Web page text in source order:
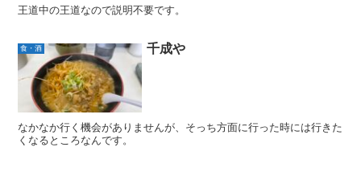
王道中の王道なので説明不要です。
食・酒 千成や
なかなか行く機会がありませんが、そっち方面に行った時には行きた
くなるところなんです。